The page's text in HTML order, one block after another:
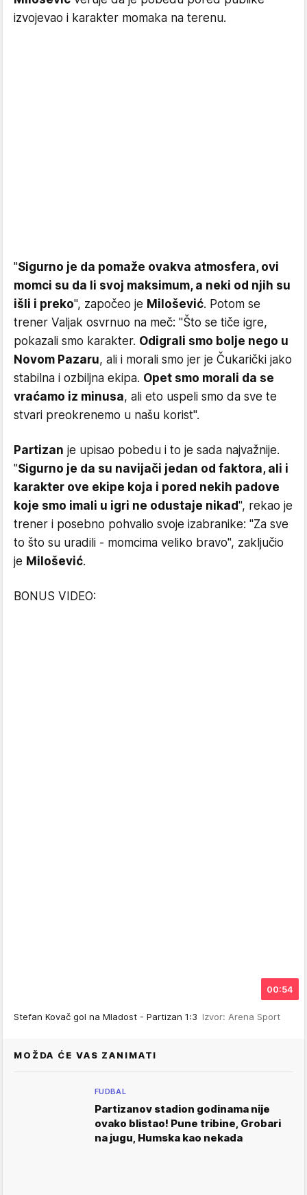
izvojevao i karakter momaka na terenu.
"Sigurno je da pomaže ovakva atmosfera, ovi
momci su da li svoj maksimum, a neki od njih su
išli i preko", započeo je Milošević. Potom se
trener Valjak osvrnuo na meč: "Što se tiče igre,
pokazali smo karakter. Odigrali smo bolje nego u
Novom Pazaru, ali i morali smo jer je Čukarički jako
stabilna i ozbiljna ekipa. Opet smo morali da se
vraćamo iz minusa, ali eto uspeli smo da sve te
stvari preokrenemo u našu korist".
Partizan je upisao pobedu i to je sada najvažnije.
"Sigurno je da su navijači jedan od faktora, ali i
karakter ove ekipe koja i pored nekih padove
koje smo imali u igri ne odustaje nikad", rekao je
trener i posebno pohvalio svoje izabranike: "Za sve
to što su uradili - momcima veliko bravo", zaključio
je Milošević.
BONUS VIDEO:
00:54
Stefan Kovač gol na Mladost - Partizan 1:3 Izvor: Arena Sport
MOŽDA ĆE VAS ZANIMATI
FUDBAL
Partizanov stadion godinama nije
ovako blistao! Pune tribine, Grobari
na jugu, Humska kao nekada